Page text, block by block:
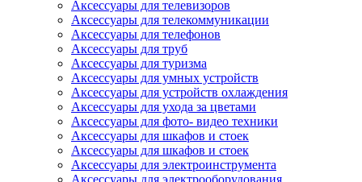
Аксессуары для телевизоров
Аксессуары для телекоммуникации
Аксессуары для телефонов
Аксессуары для труб
Аксессуары для туризма
Аксессуары для умных устройств
Аксессуары для устройств охлаждения
Аксессуары для ухода за цветами
Аксессуары для фото- видео техники
Аксессуары для шкафов и стоек
Аксессуары для шкафов и стоек
Аксессуары для электроинструмента
Аксессуары для электрооборудования